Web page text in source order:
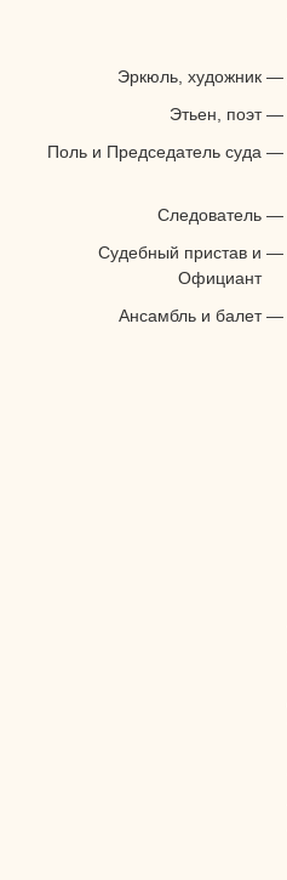
Эркюль, художник —
Этьен, поэт —
Поль и Председатель суда —
Следователь —
Судебный пристав и
Официант
—
Ансамбль и балет —